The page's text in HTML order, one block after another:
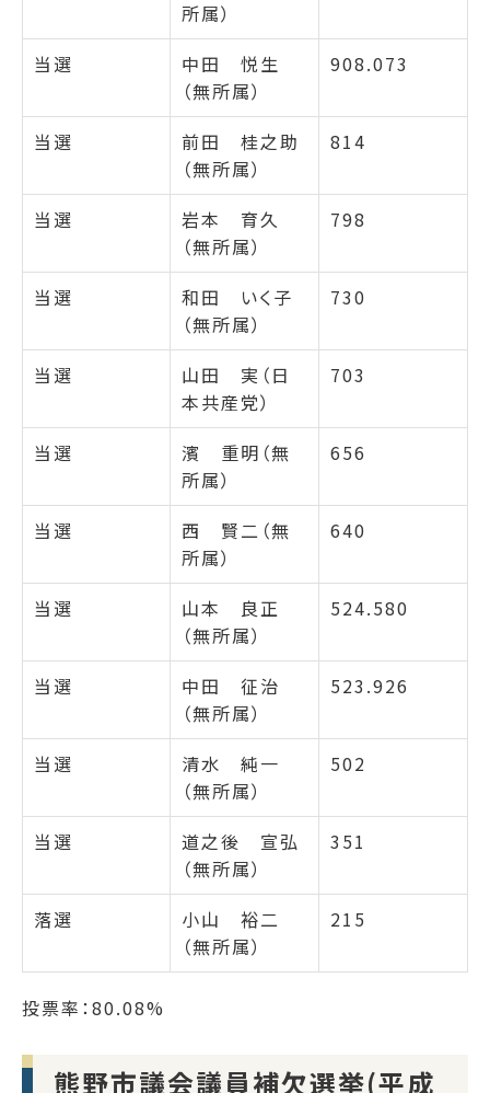
所属）
当選
中田 悦生
（無所属）
908.073
当選
前田 桂之助
（無所属）
814
当選
岩本 育久
（無所属）
798
当選
和田 いく子
（無所属）
730
当選
山田 実（日
本共産党）
703
当選
濱 重明（無
所属）
656
当選
西 賢二（無
所属）
640
当選
山本 良正
（無所属）
524.580
当選
中田 征治
（無所属）
523.926
当選
清水 純一
（無所属）
502
当選
道之後 宣弘
（無所属）
351
落選
小山 裕二
（無所属）
215
投票率：80.08%
熊野市議会議員補欠選挙(平成